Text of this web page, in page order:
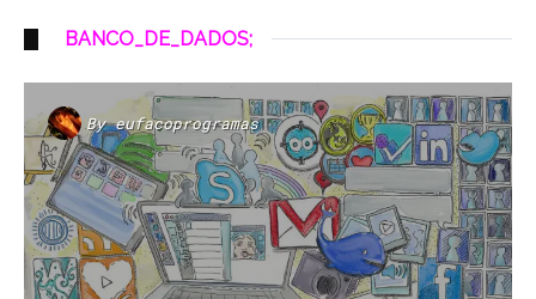
BANCO_DE_DADOS;
Byeufacoprogramas